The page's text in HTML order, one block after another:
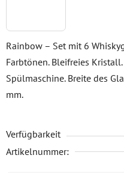
Rainbow – Set mit 6
Farbtönen. Bleifreies
Spülmaschine. Breite des
mm.
Verfügbarkeit
Artikelnummer: